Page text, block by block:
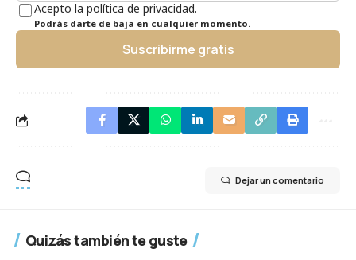
Acepto la política de privacidad.
Podrás darte de baja en cualquier momento.
Suscribirme gratis
Dejar un comentario
Quizás también te guste